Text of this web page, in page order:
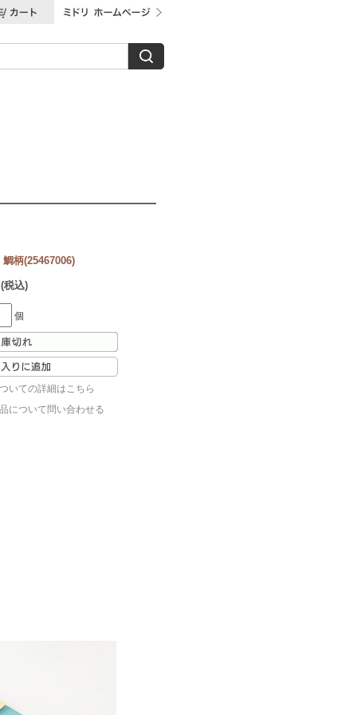
柄(25467006)
税込)
個
いての詳細はこちら
について問い合わせる